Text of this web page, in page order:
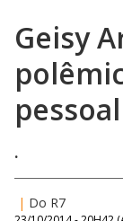
Geisy
.
| Do R7